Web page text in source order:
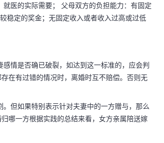
医的实际需要； 父母双方的负担能力：有固定
稳定的奖金；无固定收入或者收入过高或过低
情是否确已破裂，如达到这一标准的，应会判
在有过错的情况时，离婚时互不赔偿。否则无
但如果特别表示针对夫妻中的一方赠与，那么
哪一方根据实践的总结来看，女方亲属陪送嫁